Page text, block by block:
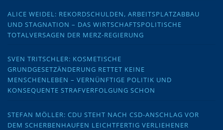
ALICE WEIDEL: REKORDSCHULDEN, ARBEITSPLATZABBAU
UND STAGNATION – DAS WIRTSCHAFTSPOLITISCHE
TOTALVERSAGEN DER MERZ-REGIERUNG
SVEN TRITSCHLER: KOSMETISCHE
GRUNDGESETZÄNDERUNG RETTET KEINE
MENSCHENLEBEN – VERNÜNFTIGE POLITIK UND
KONSEQUENTE STRAFVERFOLGUNG SCHON
STEFAN MÖLLER: CDU STEHT NACH CSD-ANSCHLAG VOR
DEM SCHERBENHAUFEN LEICHTFERTIG VERLIEHENER